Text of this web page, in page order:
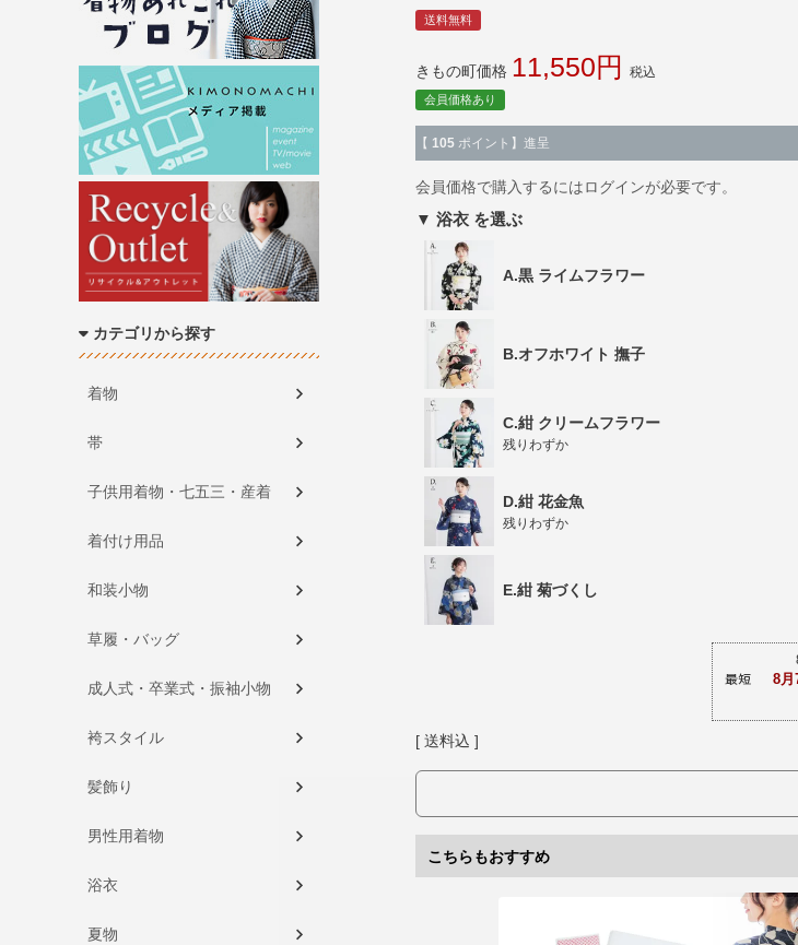
送料無料
きもの町価格 11,550 税込
会員価格あり
【 105 ポイント】進呈
会員価格で購入するにはログインが必要です。
浴衣
A.黒 ライムフラワー
B.オフホワイト 撫子
C.紺 クリームフラワー
残りわずか
D.紺 花金魚
残りわずか
E.紺 菊づくし
送料込
こちらもおすすめ
カテゴリから探す
着物
帯
子供用着物・七五三・産着
着付け用品
和装小物
草履・バッグ
成人式・卒業式・振袖小物
袴スタイル
髪飾り
男性用着物
浴衣
夏物